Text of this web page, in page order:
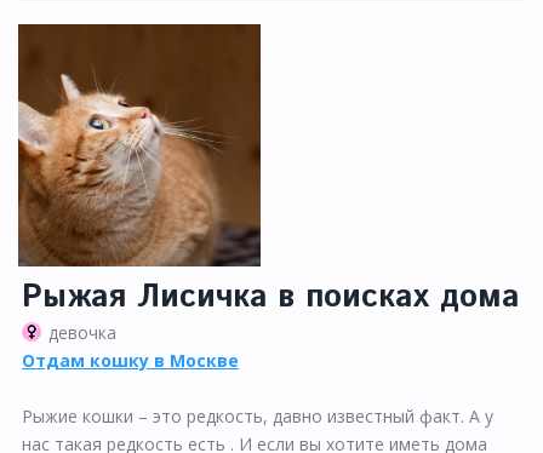
Рыжая Лисичка в поисках дома
девочка
Отдам кошку в Москве
Рыжие кошки – это редкость, давно известный факт. А у
нас такая редкость есть . И если вы хотите иметь дома